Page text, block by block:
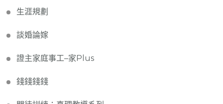
生涯規劃
談婚論嫁
證主家庭事工–家Plus
錢錢錢錢